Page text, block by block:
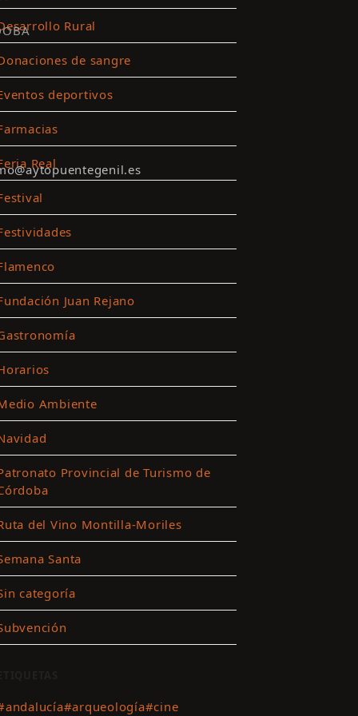
Rural
de sangre
deportivos
Real
Juan Rejano
Ambiente
Provincial de Turismo de
del Vino Montilla-Moriles
Santa
categoría
#arqueología#cine